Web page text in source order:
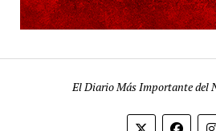
El Diario Más Importante del